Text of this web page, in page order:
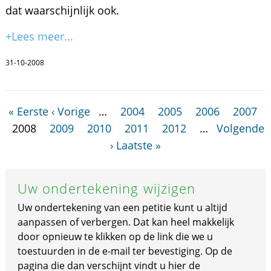
dat waarschijnlijk ook.
+Lees meer...
31-10-2008
« Eerste ‹ Vorige … 2004 2005 2006
2007
2008
2009 2010 2011 2012 …
Volgende
› Laatste »
Uw ondertekening wijzigen
Uw ondertekening van een petitie kunt u altijd
aanpassen of verbergen. Dat kan heel makkelijk
door opnieuw te klikken op de link die we u
toestuurden in de e-mail ter bevestiging. Op de
pagina die dan verschijnt vindt u hier de